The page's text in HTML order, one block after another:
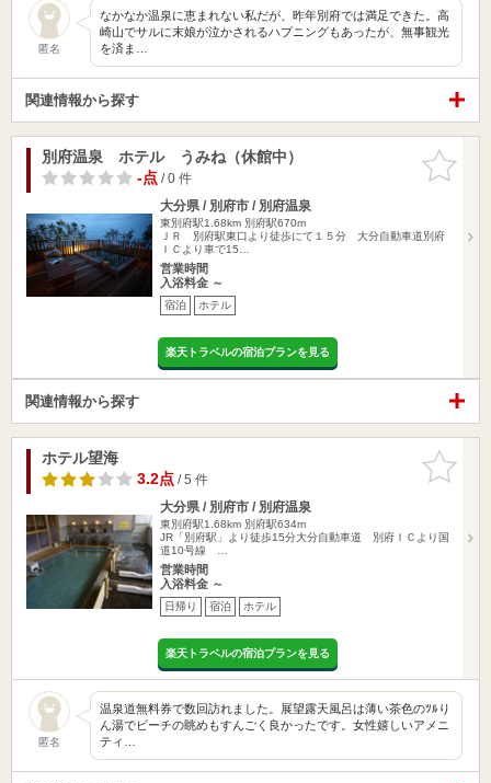
匿名
なかなか温泉に恵まれない私だが、昨年別府では満足できた。高
崎山でサルに末娘が泣かされるハプニングもあったが、無事観光
を済ま…
関連情報から探す
お気に入
りに追加
別府温泉 ホテル うみね（休館中）
-点/ 0 件
大分県 / 別府市 / 別府温泉
東別府駅1.68km 別府駅670m
ＪＲ 別府駅東口より徒歩にて１５分 大分自動車道別府
ＩＣより車で15…
営業時間
入浴料金 ～
宿泊 ホテル
楽天トラベルの宿泊プランを見る
関連情報から探す
お気に入
りに追加
ホテル望海
3.2点/ 5 件
大分県 / 別府市 / 別府温泉
東別府駅1.68km 別府駅634m
JR「別府駅」より徒歩15分大分自動車道 別府ＩＣより国
道10号線 …
営業時間
入浴料金 ～
日帰り 宿泊 ホテル
楽天トラベルの宿泊プランを見る
匿名
温泉道無料券で数回訪れました。展望露天風呂は薄い茶色のﾂﾙり
ん湯でビーチの眺めもすんごく良かったです。女性嬉しいアメニ
ティ…